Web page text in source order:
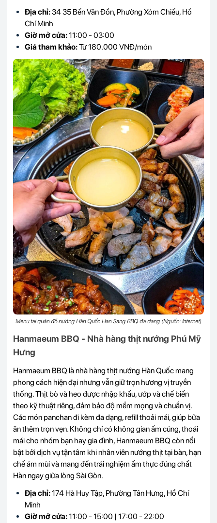
Địa chỉ:34 35 Bến Vân Đồn, Phường Xóm Chiếu, Hồ
Chí Minh
Giờ mở cửa:11:00 - 03:00
Giá tham khảo:Từ 180.000 VNĐ/món
Menu tại quán đồ nướng Hàn Quốc Han Sang BBQ đa dạng (Nguồn: Internet)
Hanmaeum BBQ - Nhà hàng thịt nướng Phú Mỹ
Hưng
Hanmaeum BBQ là nhà hàng thịt nướng Hàn Quốc mang
phong cách hiện đại nhưng vẫn giữ trọn hương vị truyền
thống. Thịt bò và heo được nhập khẩu, ướp và chế biến
theo kỹ thuật riêng, đảm bảo độ mềm mọng và chuẩn vị.
Các món panchan đi kèm đa dạng, refill thoải mái, giúp bữa
ăn thêm trọn vẹn. Không chỉ có không gian ấm cúng, thoải
mái cho nhóm bạn hay gia đình, Hanmaeum BBQ còn nổi
bật bởi dịch vụ tận tâm khi nhân viên nướng thịt tại bàn, hạn
chế ám mùi và mang đến trải nghiệm ẩm thực đúng chất
Hàn ngay giữa lòng Sài Gòn.
Địa chỉ:174 Hà Huy Tập, Phường Tân Hưng, Hồ Chí
Minh
Giờ mở cửa:11:00 - 15:00 | 17:00 - 22:00